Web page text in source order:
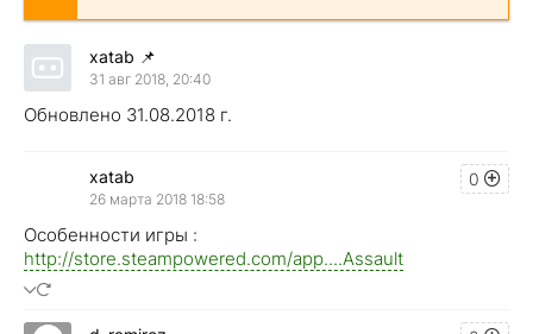
xatab 📌
31 авг 2018, 20:40
Обновлено 31.08.2018 г.
0
xatab
26 марта 2018 18:58
Особенности игры :
http://store.steampowered.com/app....Assault